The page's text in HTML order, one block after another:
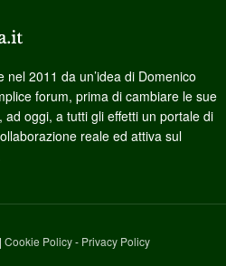
nel 2011 da un’idea di Domenico
forum, prima di cambiare le sue
ad oggi, a tutti gli effetti un portale di
reale ed attiva sul
Cookie Policy- Privacy Policy